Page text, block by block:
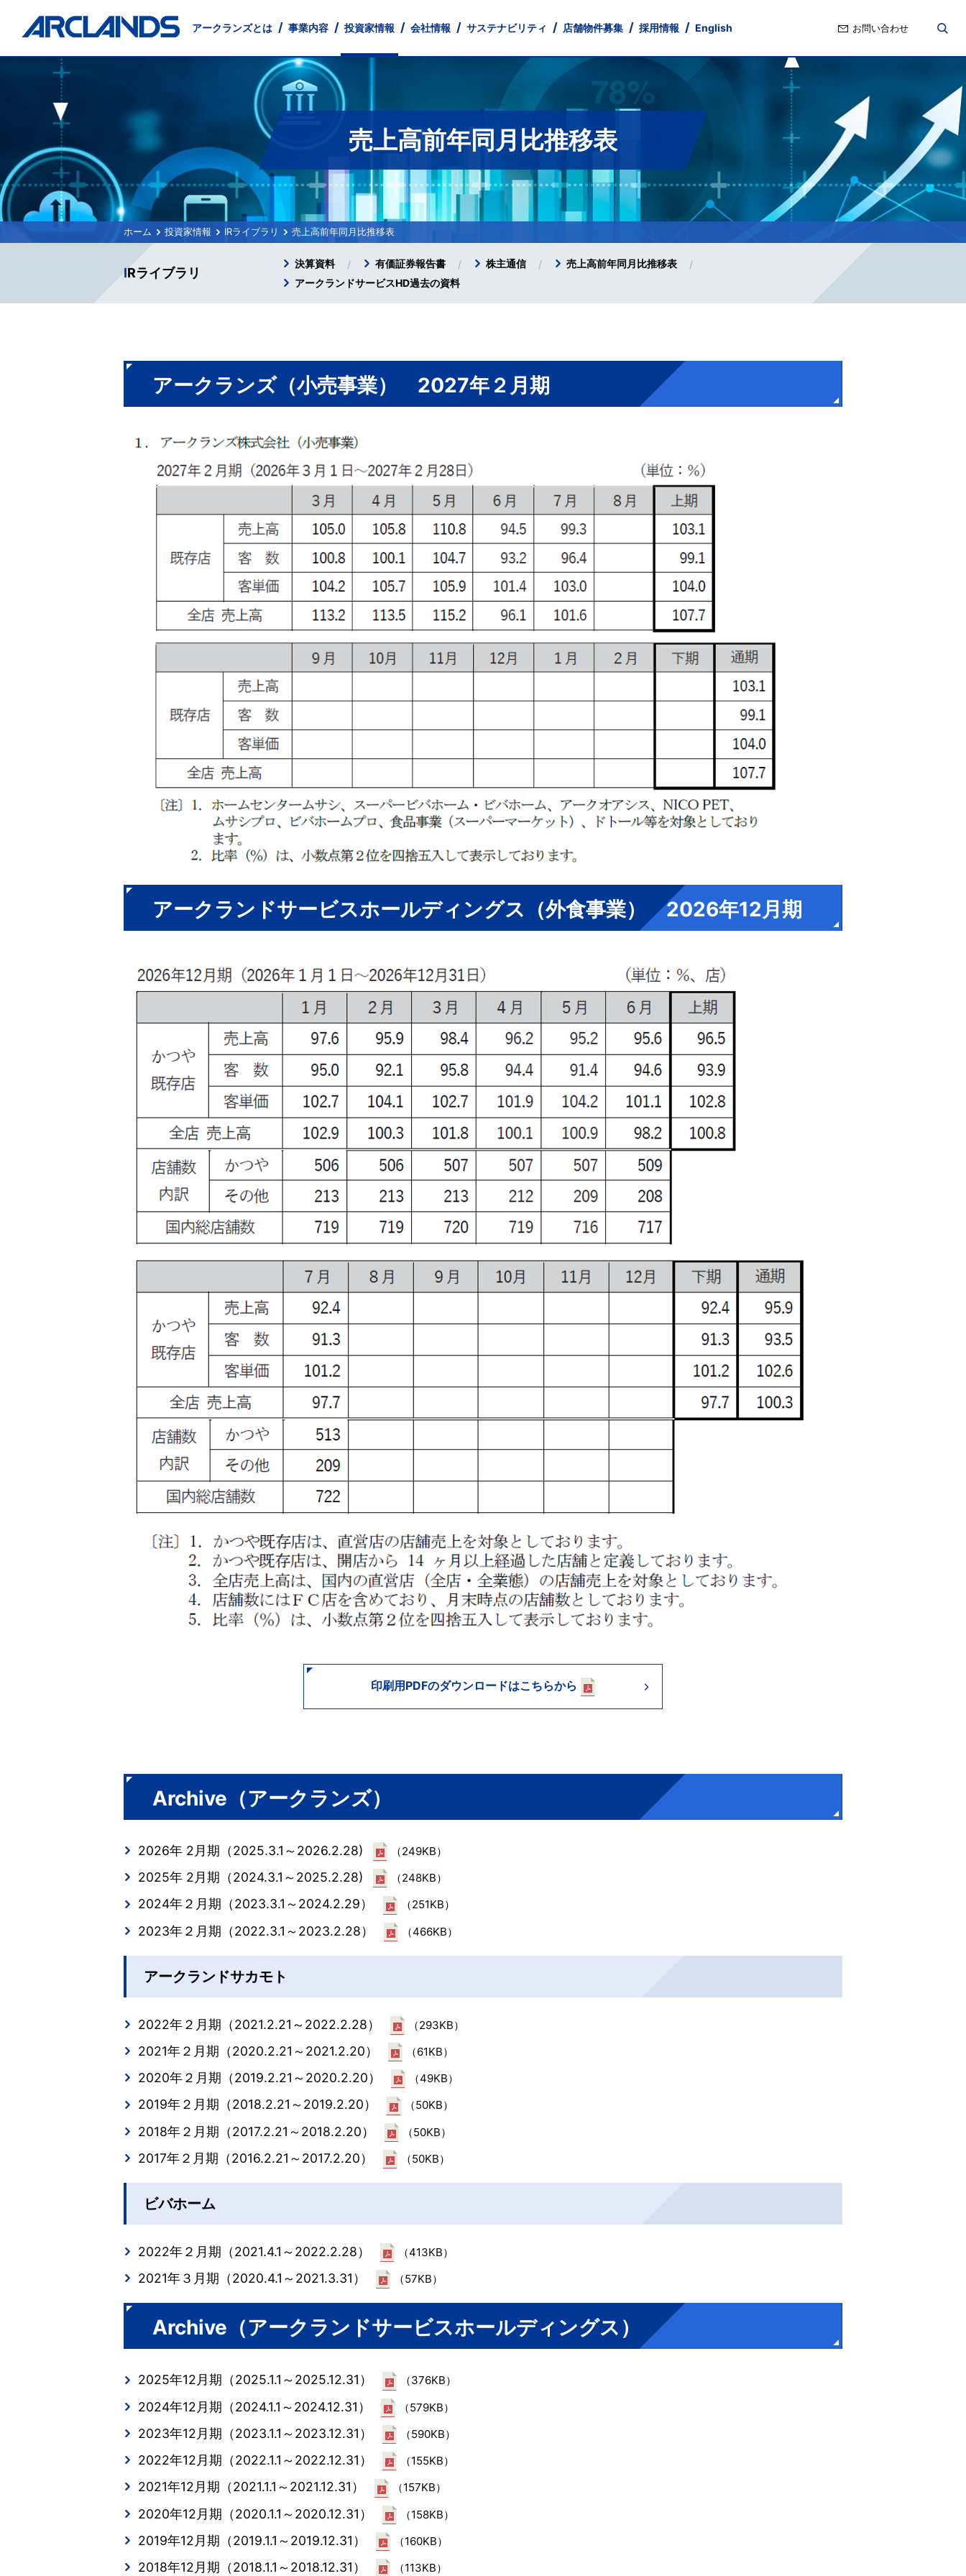
投資家情報 IRライブラリ 売上高前年同月比推移表
売上高前年同月比推移表
IRライブラリ
決算資料 有価証券報告書 株主通信
売上高前年同月比推移表
アークランドサービスHD過去の資料
アークランズ（小売事業） 2027年２月期
アークランドサービスホールディングス（外食事業） 2026年12月期
印刷用PDFのダウンロードはこちらから
Archive（アークランズ）
2026年 2月期（2025.3.1～2026.2.28) （249KB）
2025年 2月期（2024.3.1～2025.2.28) （248KB）
2024年２月期（2023.3.1～2024.2.29） （251KB）
2023年２月期（2022.3.1～2023.2.28） （466KB）
アークランドサカモト
2022年２月期（2021.2.21～2022.2.28） （293KB）
2021年２月期（2020.2.21～2021.2.20） （61KB）
2020年２月期（2019.2.21～2020.2.20） （49KB）
2019年２月期（2018.2.21～2019.2.20） （50KB）
2018年２月期（2017.2.21～2018.2.20） （50KB）
2017年２月期（2016.2.21～2017.2.20） （50KB）
ビバホーム
2022年２月期（2021.4.1～2022.2.28） （413KB）
2021年３月期（2020.4.1～2021.3.31） （57KB）
Archive（アークランドサービスホールディングス）
2025年12月期（2025.1.1～2025.12.31） （376KB）
2024年12月期（2024.1.1～2024.12.31） （579KB）
2023年12月期（2023.1.1～2023.12.31） （590KB）
2022年12月期（2022.1.1～2022.12.31） （155KB）
2021年12月期（2021.1.1～2021.12.31） （157KB）
2020年12月期（2020.1.1～2020.12.31） （158KB）
2019年12月期（2019.1.1～2019.12.31） （160KB）
2018年12月期（2018.1.1～2018.12.31） （113KB）
お問い合わせ
アークランズとは
小売事業 フィットネス事業 不動産事業
事業内容
IRニュース IRライブラリ 株式情報 IRカレンダー
IRよくあるご質問
IRお問い合わせ
電子公告
投資家情報
会社概要 交通アクセス 店舗ネットワーク 経営理念
会社情報
サステナビリティ
環境に配慮した事業経営 地域社会とともに 人的資本情報 健康経営宣言 コーポレート・ガバナンス
サステナビリティ
出店候補地募集 テナント募集
店舗物件募集
新卒採用 インターンシップ 中途採用 パート・アルバイト採用
採用情報
Management Principles Company Profile Our Company IR Library Monthly Trend Stock Information
English